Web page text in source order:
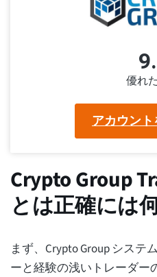
優れ
アカウン
Crypto Group
とは正確には
まず、Crypto Group シス
ーと経験の浅いトレーダー